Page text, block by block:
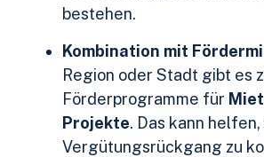
bestehen.
Kombination mit
Region oder Stadt gibt es
Förderprogramme für
Projekte. Das kann helfen,
Vergütungsrückgang zu